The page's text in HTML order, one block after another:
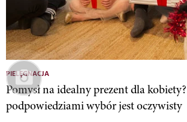
PIELĘGNACJA
Pomysł na idealny prezent dla
podpowiedziami wybór jest oczywisty